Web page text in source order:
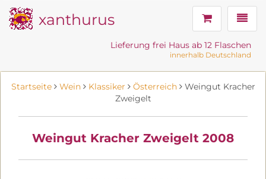
xanthurus
Lieferung frei Haus ab 12 Flaschen
innerhalb Deutschland
Startseite Wein Klassiker Österreich Weingut Kracher
Zweigelt
Weingut Kracher Zweigelt 2008